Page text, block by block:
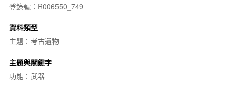
登錄號：R006550_749
資料類型
主題：考古遺物
主題與關鍵字
功能：武器